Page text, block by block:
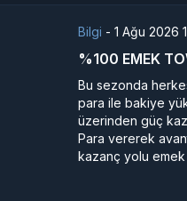
Bilgi - 1 Ağu 2026
%100 EMEK
Bu sezonda
para ile bakiye
üzerinden güç
Para vererek
kazanç yolu emek